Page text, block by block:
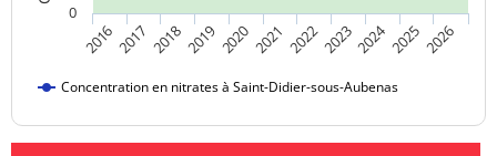
Concentration en nitrates à Saint-Didier-sous-Aubenas
20162017 2018201920202021 20222023202420252026
0